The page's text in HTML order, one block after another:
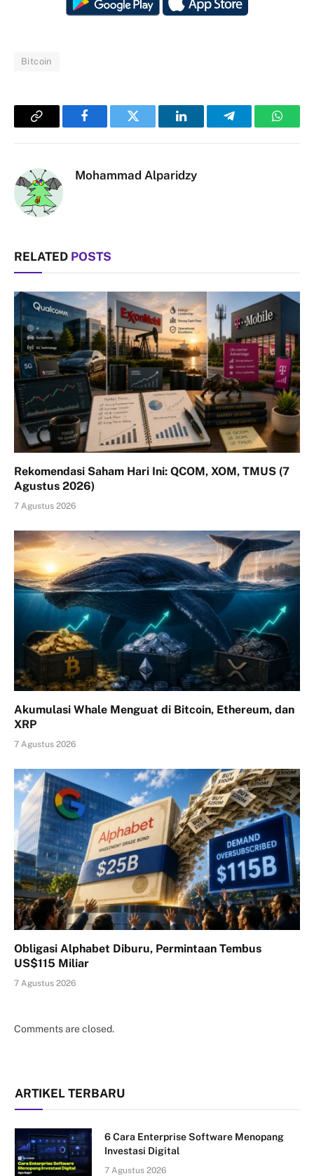
Bitcoin
Copy
FacebookTwitter LinkedInTelegram
Mohammad Alparidzy
RELATED POSTS
Rekomendasi Saham Hari Ini: QCOM, XOM, TMUS (7
Agustus 2026)
7 Agustus 2026
Akumulasi Whale Menguat di Bitcoin, Ethereum, dan
XRP
7 Agustus 2026
Obligasi Alphabet Diburu, Permintaan Tembus
US$115 Miliar
7 Agustus 2026
Comments are closed.
ARTIKEL TERBARU
6 Cara Enterprise Software Menopang
Investasi Digital
7 Agustus 2026